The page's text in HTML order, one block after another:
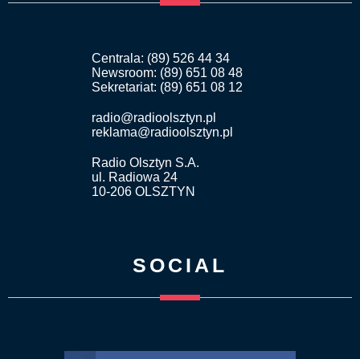
Centrala: (89) 526 44 34
Newsroom: (89) 651 08 48
Sekretariat: (89) 651 08 12
radio@radioolsztyn.pl
reklama@radioolsztyn.pl
Radio Olsztyn S.A.
ul. Radiowa 24
10-206 OLSZTYN
SOCIAL